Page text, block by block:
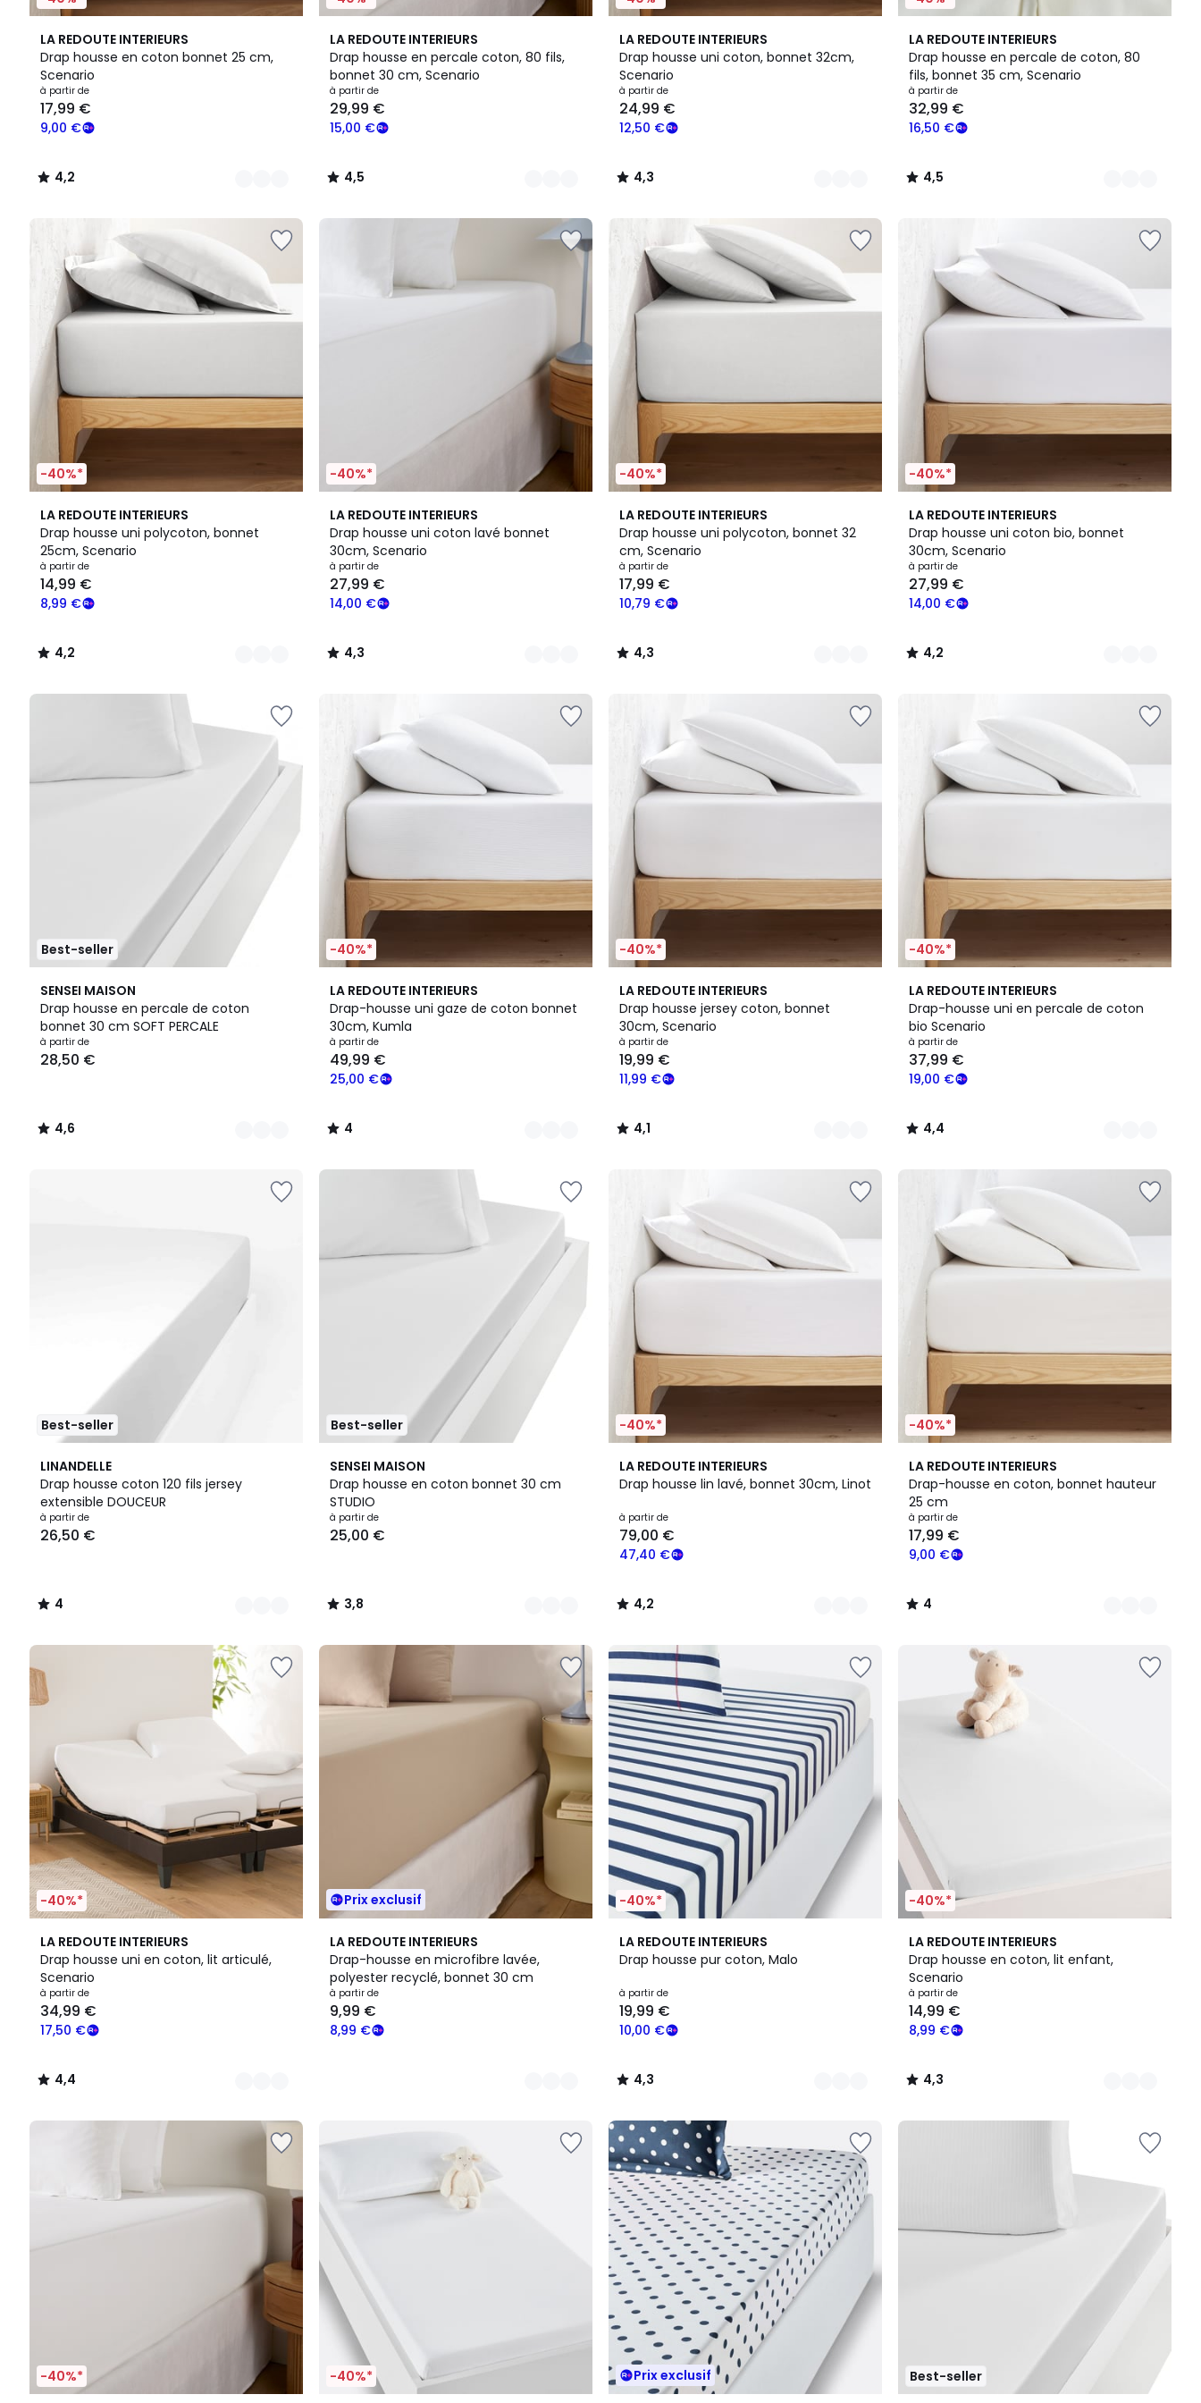
LA REDOUTE INTERIEURS
Drap housse en coton bonnet 25 cm,
Scenario
Prix
à
partir
€
programme
pour
payer
la
place
9,00
à partir de
9,00 €
17,99 €
4,2
/ 5
22
Couleurs
4,2
/
LA REDOUTE INTERIEURS
Drap housse en percale coton, 80 fils,
bonnet 30 cm, Scenario
à partir de
15,00 €
29,99 €
4,5
/ 5
21
Couleurs
4,5
/
LA REDOUTE INTERIEURS
Drap housse uni coton, bonnet 32cm,
Scenario
à partir de
12,50 €
24,99 €
4,3
/ 5
22
Couleurs
4,3
/
LA REDOUTE INTERIEURS
Drap housse en percale de coton, 80
fils, bonnet 35 cm, Scenario
à partir de
16,50 €
32,99 €
4,5
/ 5
18
Couleurs
4,5
/
-40%*
LA REDOUTE INTERIEURS
Drap housse uni polycoton, bonnet
25cm, Scenario
à partir de
8,99 €
14,99 €
4,2
/ 5
15
Couleurs
4,2
/
-40%*
LA REDOUTE INTERIEURS
Drap housse uni coton lavé bonnet
30cm, Scenario
à partir de
14,00 €
27,99 €
4,3
/ 5
19
Couleurs
4,3
/
-40%*
LA REDOUTE INTERIEURS
Drap housse uni polycoton, bonnet 32
cm, Scenario
à partir de
10,79 €
17,99 €
4,3
/ 5
13
Couleurs
4,3
/
-40%*
LA REDOUTE INTERIEURS
Drap housse uni coton bio, bonnet
30cm, Scenario
à partir de
14,00 €
27,99 €
4,2
/ 5
9
Couleurs
4,2
/
Best-seller
SENSEI MAISON
Drap housse en percale de coton
bonnet 30 cm SOFT PERCALE
à partir de
28,50 €
4,6
/ 5
25
Couleurs
4,6
/
-40%*
LA REDOUTE INTERIEURS
Drap-housse uni gaze de coton bonnet
30cm, Kumla
à partir de
25,00 €
49,99 €
4
/
5
17
Couleurs
4
/
-40%*
LA REDOUTE INTERIEURS
Drap housse jersey coton, bonnet
30cm, Scenario
à partir de
11,99 €
19,99 €
4,1
/ 5
9
Couleurs
4,1
/
-40%*
LA REDOUTE INTERIEURS
Drap-housse uni en percale de coton
bio Scenario
à partir de
19,00 €
37,99 €
4,4
/ 5
13
Couleurs
4,4
/
Best-seller
LINANDELLE
Drap housse coton 120 fils jersey
extensible DOUCEUR
à partir de
26,50 €
4
/
5
10
Couleurs
4
/
Best-seller
SENSEI MAISON
Drap housse en coton bonnet 30 cm
STUDIO
à partir de
25,00 €
3,8
/ 5
19
Couleurs
3,8
/
-40%*
LA REDOUTE INTERIEURS
Drap housse lin lavé, bonnet 30cm, Linot
à partir de
47,40 €
79,00 €
4,2
/ 5
21
Couleurs
4,2
/
-40%*
LA REDOUTE INTERIEURS
Drap-housse en coton, bonnet hauteur
25 cm
à partir de
9,00 €
17,99 €
4
/
5
6
Couleurs
4
/
-40%*
LA REDOUTE INTERIEURS
Drap housse uni en coton, lit articulé,
Scenario
à partir de
17,50 €
34,99 €
4,4
/ 5
22
Couleurs
4,4
/
Prix exclusif
LA REDOUTE INTERIEURS
Drap-housse en microfibre lavée,
polyester recyclé, bonnet 30 cm
à partir de
8,99 €
9,99 €
3
Couleurs
-40%*
LA REDOUTE INTERIEURS
Drap housse pur coton, Malo
à partir de
10,00 €
19,99 €
4,3
/ 5
3
Couleurs
4,3
/
-40%*
LA REDOUTE INTERIEURS
Drap housse en coton, lit enfant,
Scenario
à partir de
8,99 €
14,99 €
4,3
/ 5
20
Couleurs
4,3
/
-40%* -40%* Prix exclusif Best-seller